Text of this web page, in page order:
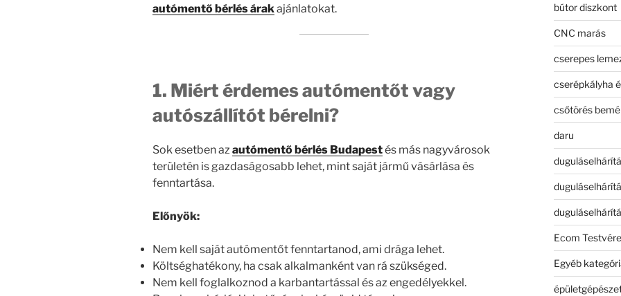
autómentő bérlés árakajánlatokat.
1. Miért érdemes autómentőt vagy
autószállítót bérelni?
Sok esetben az autómentő bérlés Budapestés más nagyvárosok
területén is gazdaságosabb lehet, mint saját jármű vásárlása és
fenntartása.
Előnyök:
Nem kell saját autómentőt fenntartanod, ami drága lehet.
Költséghatékony, ha csak alkalmanként van rá szükséged.
Nem kell foglalkoznod a karbantartással és az engedélyekkel.
bútor diszkont
CNC marás
cserepes
cserépkályha
csőtörés
daru
Ecom
Egyéb